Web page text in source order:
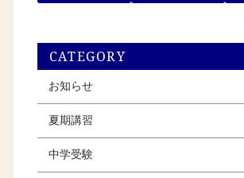
CATEGORY
お知らせ
夏期講習
中学受験